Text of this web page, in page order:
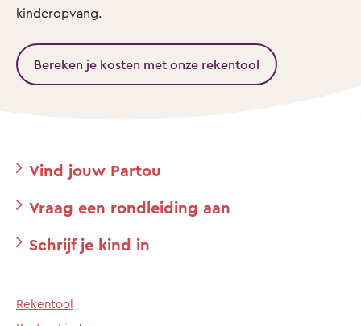
kinderopvang.
Bereken je kosten met onze rekentool
Vind jouw Partou
Vraag een rondleiding aan
Schrijf je kind in
Rekentool